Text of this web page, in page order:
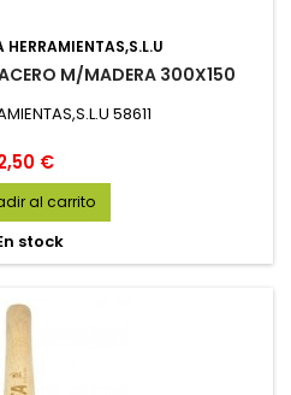
HERRAMIENTAS,S.L.U
M/MADERA 300X150
58611
€
al carrito
stock